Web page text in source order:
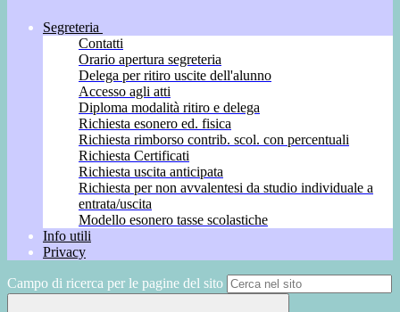
Segreteria
Contatti
Orario apertura segreteria
Delega per ritiro uscite dell'alunno
Accesso agli atti
Diploma modalità ritiro e delega
Richiesta esonero ed. fisica
Richiesta rimborso contrib. scol. con percentuali
Richiesta Certificati
Richiesta uscita anticipata
Richiesta per non avvalentesi da studio individuale a
entrata/uscita
Modello esonero tasse scolastiche
Info utili
Privacy
Campo di ricerca per le pagine del sito